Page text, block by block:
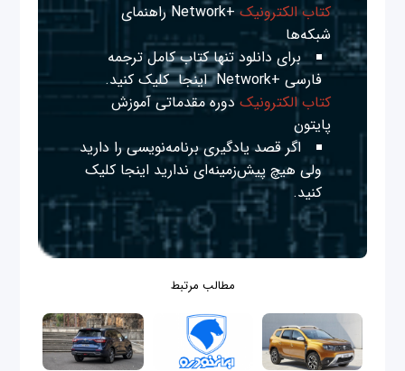
کتاب الکترونیک
+Network راهنمای
شبکه‌ها
برای دانلود تنها کتاب کامل ترجمه
فارسی +Network
اینجا کلیک کنید.
کتاب الکترونیک دوره مقدماتی آموزش
پایتون
اگر قصد یادگیری برنامه‌نویسی را دارید
ولی هیچ پیش‌زمینه‌ای نداریداینجا کلیک
کنید.
مطالب مرتبط